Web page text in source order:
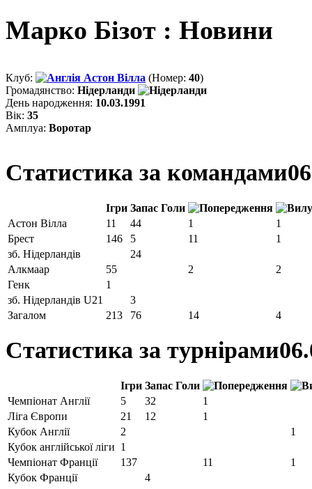
Марко Бізот : Новини
Клуб: Астон Вілла (Номер: 40)
Громадянство: Нідерланди
День народження: 10.03.1991
Вік: 35
Амплуа: Воротар
Статистика за командами
Ігри Запас Голи
Астон Вілла
11 44 1
1
Брест
146 5 11
1
зб. Нідерландів
24
Алкмаар
55 2
2
Генк
1
зб. Нідерландів U21
3
Загалом
213 76 14 4
Статистика за турнірами
Ігри Запас Голи
Чемпіонат Англії
5 32
1
Ліга Європи
21 12
1
Кубок Англії
2
1
Кубок англійської ліги 1
Чемпіонат Франції
137 11
1
Кубок Франції
4